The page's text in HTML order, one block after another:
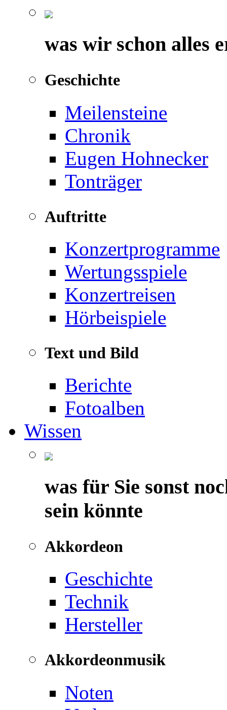
was wir schon alles
Geschichte
Meilensteine
Chronik
Eugen Hohnecker
Tonträger
Auftritte
Konzertprogramme
Wertungsspiele
Konzertreisen
Hörbeispiele
Text und Bild
Berichte
Fotoalben
Wissen
was für Sie sonst
sein könnte
Akkordeon
Geschichte
Technik
Hersteller
Akkordeonmusik
Noten